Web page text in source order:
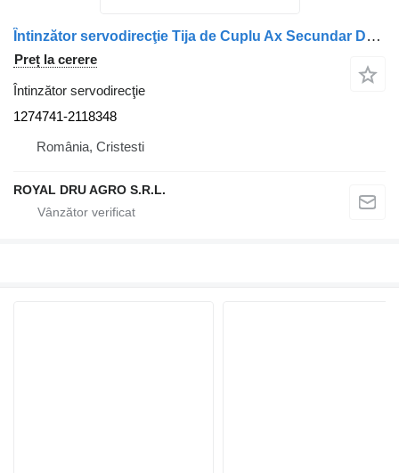
Întinzător servodirecţie Tija de Cuplu Ax Secundar Dreapta 1274741-2118348 pentru camion DAF 1274741 2118348
Preț la cerere
Întinzător servodirecţie
1274741-2118348
România, Cristesti
ROYAL DRU AGRO S.R.L.